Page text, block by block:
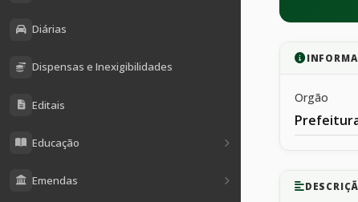
Diárias
Dispensas e Inexigibilidades
Editais
Educação
Emendas
Orgão